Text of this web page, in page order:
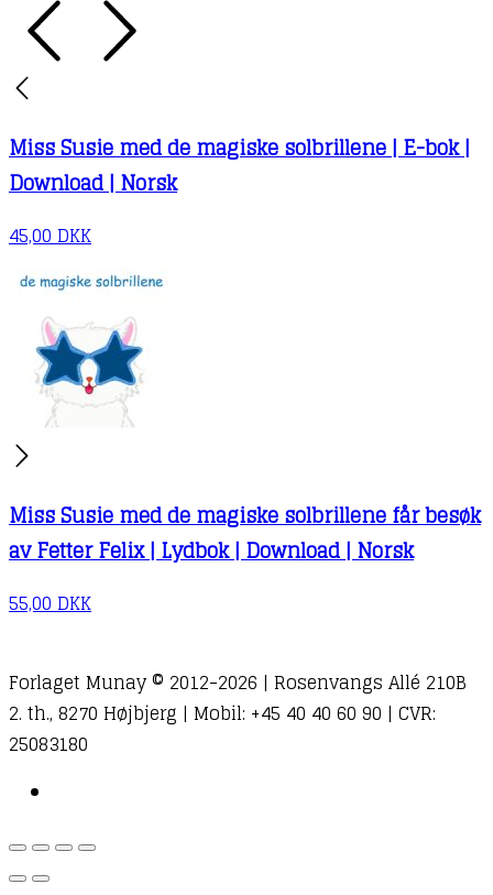
Miss Susie med de magiske solbrillene | E-bok |
Download | Norsk
45,00DKK
Miss Susie med de magiske solbrillene får besøk
av Fetter Felix | Lydbok | Download | Norsk
55,00DKK
Forlaget Munay © 2012-2026 | Rosenvangs Allé 210B
2. th., 8270 Højbjerg | Mobil: +45 40 40 60 90 | CVR:
25083180